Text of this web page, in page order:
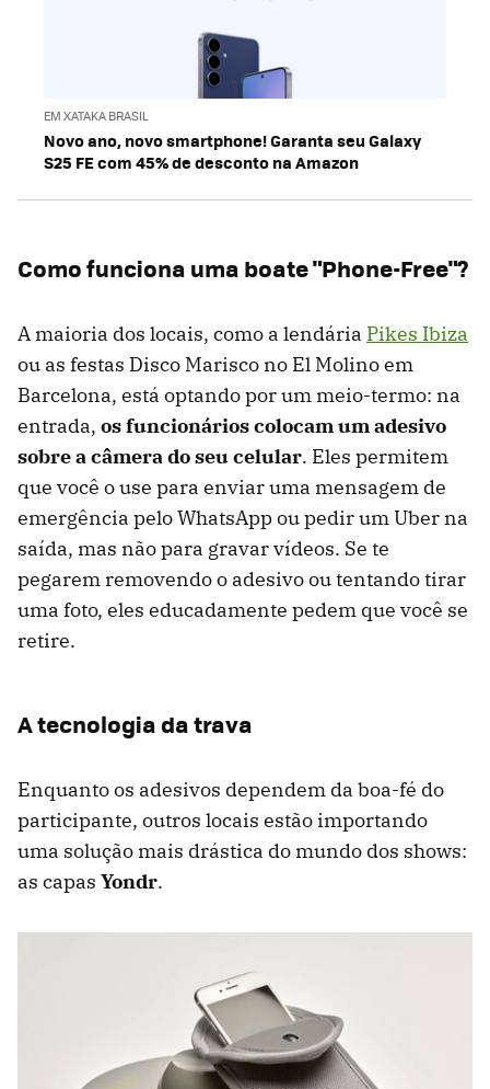
EM XATAKA BRASIL
Novo ano, novo smartphone! Garanta seu Galaxy
S25 FE com 45% de desconto na Amazon
Como funciona uma boate"Phone-Free"?
A maioria dos locais, como a lendária Pikes Ibiza
ou as festas Disco Marisco no El Molino em
Barcelona, ​​está optando por um meio-termo: na
entrada, os funcionários colocam um adesivo
sobre a câmera do seu celular. Eles permitem
que você o use para enviar uma mensagem de
emergência pelo WhatsApp ou pedir um Uber na
saída, mas não para gravar vídeos. Se te
pegarem removendo o adesivo ou tentando tirar
uma foto, eles educadamente pedem que você se
retire.
A tecnologia da trava
Enquanto os adesivos dependem da boa-fé do
participante, outros locais estão importando
uma solução mais drástica do mundo dos shows:
as capas Yondr.